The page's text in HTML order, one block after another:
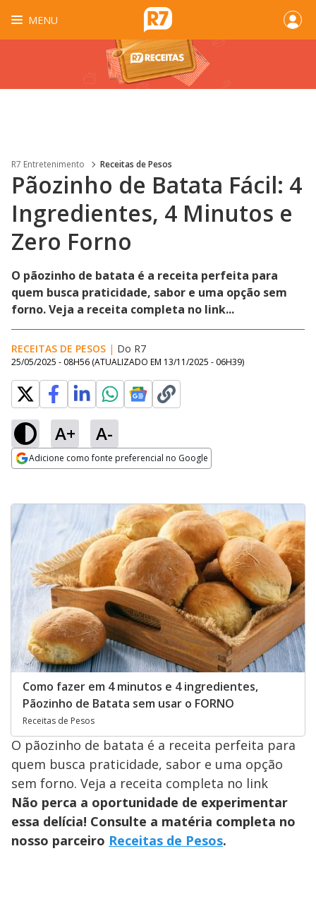
MENU
R7 Entretenimento Receitas de Pesos
Pãozinho de Batata Fácil: 4
Ingredientes, 4 Minutos e
Zero Forno
O pãozinho de batata é a receita perfeita para
quem busca praticidade, sabor e uma opção sem
forno. Veja a receita completa no link...
RECEITAS DE PESOS | Do R7
25/05/2025 - 08H56 (ATUALIZADO EM 13/11/2025 - 06H39)
A+ A-
Adicione como fonte preferencial no Google
Como fazer em 4 minutos e 4 ingredientes,
Pãozinho de Batata sem usar o FORNO
Receitas de Pesos
O pãozinho de batata é a receita perfeita para
quem busca praticidade, sabor e uma opção
sem forno. Veja a receita completa no link
Não perca a oportunidade de experimentar
essa delícia! Consulte a matéria completa no
nosso parceiro Receitas de Pesos.